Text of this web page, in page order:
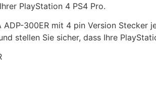
PlayStation 4 PS4 Pro.
300ER mit 4 pin Version
stellen Sie sicher, dass Ihre